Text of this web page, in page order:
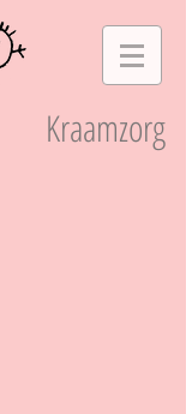
Kraamzorg